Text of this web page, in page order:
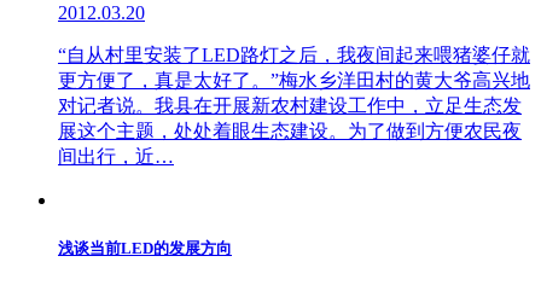
2012.03.20
“自从村里安装了LED路灯之后，我夜间起来喂猪婆仔就
更方便了，真是太好了。”梅水乡洋田村的黄大爷高兴地
对记者说。我县在开展新农村建设工作中，立足生态发
展这个主题，处处着眼生态建设。为了做到方便农民夜
间出行，近…
浅谈当前LED的发展方向